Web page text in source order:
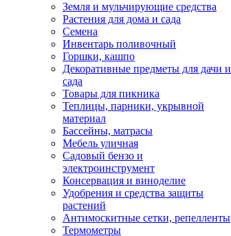
Земля и мульчирующие средства
Растения для дома и сада
Семена
Инвентарь поливочный
Горшки, кашпо
Декоративные предметы для дачи и
сада
Товары для пикника
Теплицы, парники, укрывной
материал
Бассейны, матрасы
Мебель уличная
Садовый бензо и
электроинструмент
Консервация и виноделие
Удобрения и средства защиты
растений
Антимоскитные сетки, репелленты
Термометры